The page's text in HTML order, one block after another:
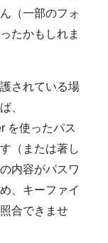
（一部のフォ
たかもしれま
されている場
、
を使ったパス
（または著し
内容がパスワ
、キーファイ
合できませ